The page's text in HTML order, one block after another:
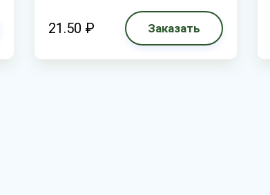
21.50 ₽ Заказать